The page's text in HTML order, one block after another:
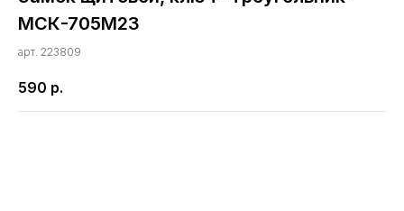
МСК-705М23
арт. 223809
590 р.